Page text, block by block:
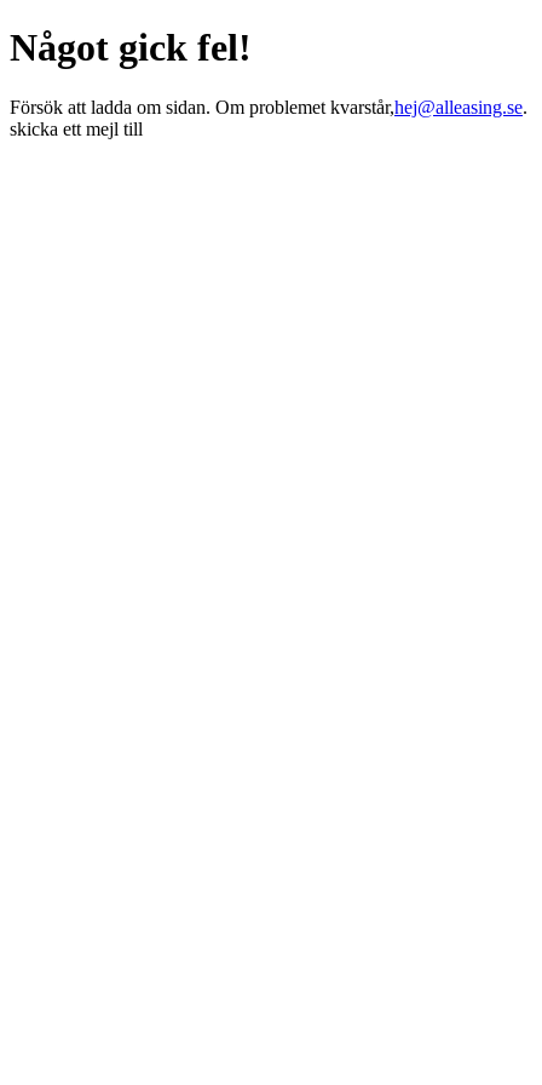
Något gick fel!
Försök att ladda om sidan. Om problemet kvarstår,hej@alleasing.se.
skicka ett mejl till